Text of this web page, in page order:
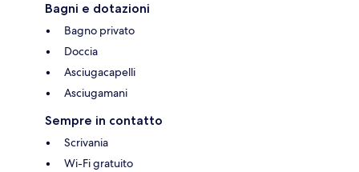
Bagni e dotazioni
Bagno privato
Doccia
Asciugacapelli
Asciugamani
Sempre in contatto
Scrivania
Wi-Fi gratuito